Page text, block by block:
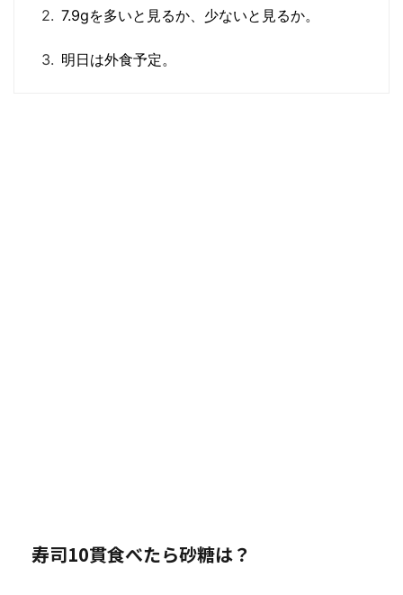
7.9gを多いと見るか、少ないと見るか。
明日は外食予定。
寿司10貫食べたら砂糖は？